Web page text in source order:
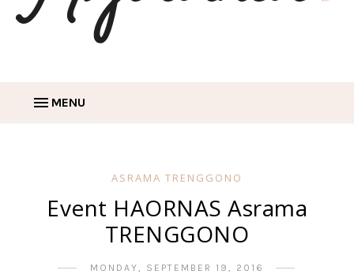
MENU
ASRAMA TRENGGONO
Event HAORNAS Asrama
TRENGGONO
MONDAY, SEPTEMBER 19, 2016